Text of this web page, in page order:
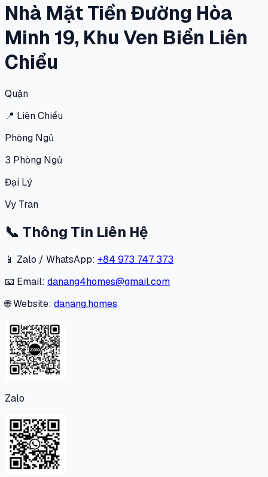
Nhà Mặt Tiền Đường Hòa
Minh 19, Khu Ven Biển Liên
Chiểu
Quận
📍 Liên Chiểu
Phòng Ngủ
3 Phòng Ngủ
Đại Lý
Vy Tran
📞 Thông Tin Liên Hệ
📱 Zalo / WhatsApp: +84 973 747 373
📧 Email: danang4homes@gmail.com
🌐 Website: danang.homes
Zalo